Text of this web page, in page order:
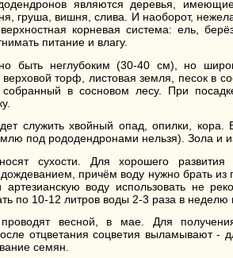
являются деревья,
груша, вишня, слива. И наоборот,
корневая система: ель,
питание и влагу.
быть неглубоким (30-40 см), но
торф, листовая земля, песок в
в сосновом лесу. При
служить хвойный опад, опилки, кора.
под рододендронами нельзя). Зола и
сухости. Для хорошего развития
дождеванием, причём воду нужно брать
воду использовать не
по 10-12 литров воды 2-3 раза в неделю
весной, в мае. Для
отцветания соцветия выламывают -
семян.